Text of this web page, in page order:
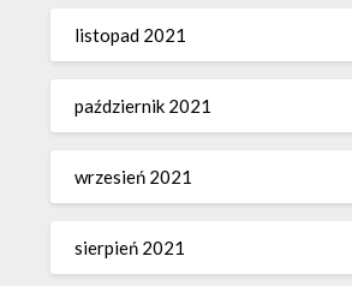
listopad 2021
październik 2021
wrzesień 2021
sierpień 2021